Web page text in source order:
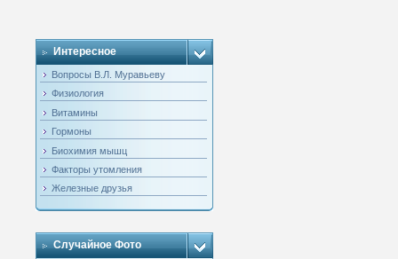
Интересное
Вопросы В.Л. Муравьеву
Физиология
Витамины
Гормоны
Биохимия мышц
Факторы утомления
Железные друзья
Случайное Фото